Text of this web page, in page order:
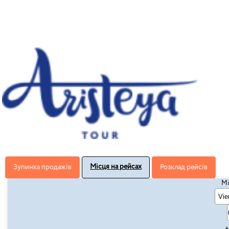
Зупинка продажів Місця на рейсах Розклад рейсів